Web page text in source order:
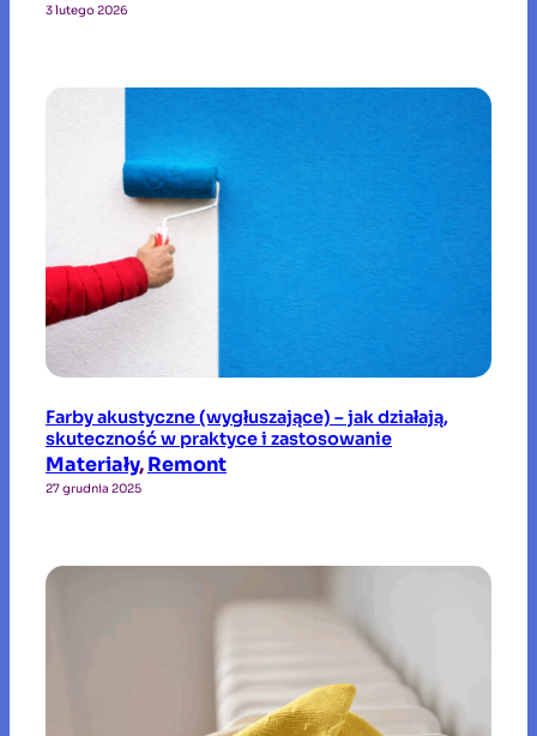
3 lutego 2026
Farby akustyczne (wygłuszające) – jak działają,
skuteczność w praktyce i zastosowanie
Materiały, Remont
27 grudnia 2025